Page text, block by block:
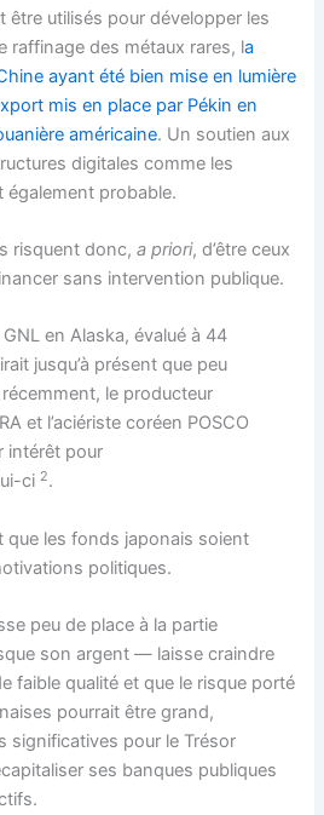
être utilisés pour développer les
raffinage des métaux rares, la
ayant été bien mise en lumière
mis en place par Pékin en
américaine. Un soutien aux
digitales comme les
probable.
risquent donc,a priori, d’être ceux
sans intervention publique.
en Alaska, évalué à 44
jusqu’à présent que peu
le producteur
et l’aciériste coréen POSCO
intérêt pour
ci 2.
que les fonds japonais soient
politiques.
peu de place à la partie
son argent — laisse craindre
faible qualité et que le risque porté
pourrait être grand,
significatives pour le Trésor
ses banques publiques